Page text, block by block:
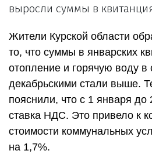
выросли суммы в
Жители Курской области
то, что суммы в январских
отопление и горячую воду в
декабрьскими стали выше.
пояснили, что с 1 января до
ставка НДС. Это привело к
стоимости коммунальных
на 1,7%.